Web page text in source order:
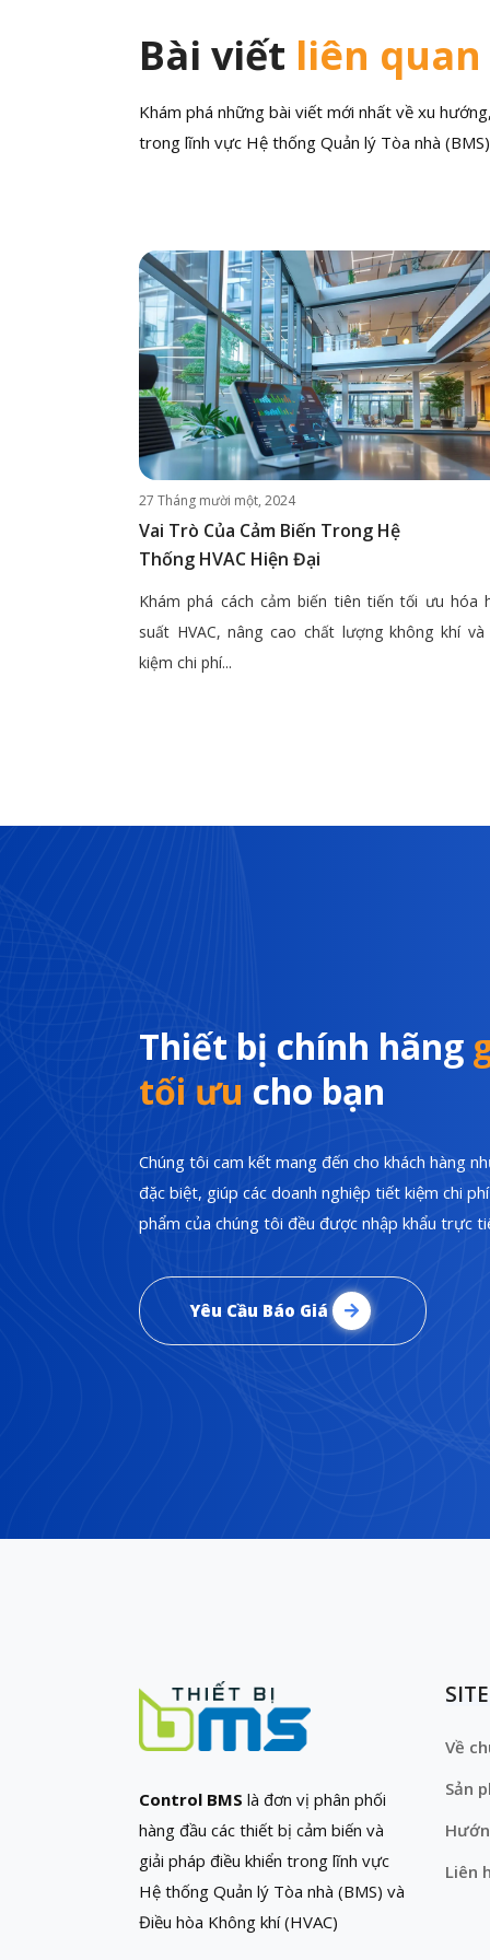
Bài viết liên quan
Khám phá những bài viết mới nhất về xu
trong lĩnh vực Hệ thống Quản lý Tòa nhà
27 Tháng mười một, 2024
Vai Trò Của Cảm Biến Trong Hệ
Thống HVAC Hiện Đại
Khám phá cách cảm biến tiên tiến tối ưu hóa
suất HVAC, nâng cao chất lượng không khí
kiệm chi phí...
Thiết bị chính hãng
tối ưu cho bạn
Chúng tôi cam kết mang đến cho khách hàng
đặc biệt, giúp các doanh nghiệp tiết kiệm chi
phẩm của chúng tôi đều được nhập khẩu trực
Yêu Cầu Báo Giá
Control BMS là đơn vị phân phối
hàng đầu các thiết bị cảm biến và
giải pháp điều khiển trong lĩnh vực
Hệ thống Quản lý Tòa nhà (BMS) và
Điều hòa Không khí (HVAC)
Về
Sản
Liên